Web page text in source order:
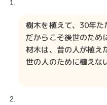
樹木を植えて、30年た
だからこそ後世のため
材木は、昔の人が植え
世の人のために植えな